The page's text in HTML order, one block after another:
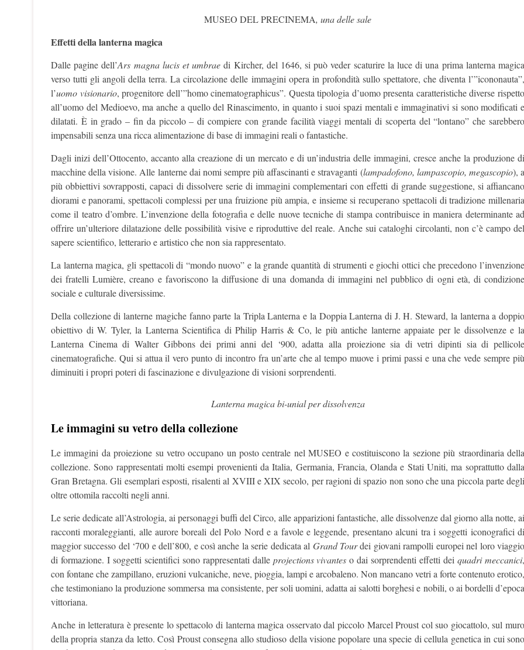
MUSEO DEL PRECINEMA, una delle sale
Effetti della lanterna magica
Dalle pagine dell’Ars magna lucis et umbrae di Kircher, del 1646, si può veder scaturire la luce di una prima lanterna magica
verso tutti gli angoli della terra. La circolazione delle immagini opera in profondità sullo spettatore, che diventa l’”icononauta”,
l’uomo visionario, progenitore dell’”homo cinematographicus”. Questa tipologia d’uomo presenta caratteristiche diverse rispetto
all’uomo del Medioevo, ma anche a quello del Rinascimento, in quanto i suoi spazi mentali e immaginativi si sono modificati e
dilatati. È in grado – fin da piccolo – di compiere con grande facilità viaggi mentali di scoperta del “lontano” che sarebbero
impensabili senza una ricca alimentazione di base di immagini reali o fantastiche.
Dagli inizi dell’Ottocento, accanto alla creazione di un mercato e di un’industria delle immagini, cresce anche la produzione di
macchine della visione. Alle lanterne dai nomi sempre più affascinanti e stravaganti (lampadofono, lampascopio, megascopio), a
più obbiettivi sovrapposti, capaci di dissolvere serie di immagini complementari con effetti di grande suggestione, si affiancano
diorami e panorami, spettacoli complessi per una fruizione più ampia, e insieme si recuperano spettacoli di tradizione millenaria
come il teatro d’ombre. L’invenzione della fotografia e delle nuove tecniche di stampa contribuisce in maniera determinante ad
offrire un’ulteriore dilatazione delle possibilità visive e riproduttive del reale. Anche sui cataloghi circolanti, non c’è campo del
sapere scientifico, letterario e artistico che non sia rappresentato.
La lanterna magica, gli spettacoli di “mondo nuovo” e la grande quantità di strumenti e giochi ottici che precedono l’invenzione
dei fratelli Lumière, creano e favoriscono la diffusione di una domanda di immagini nel pubblico di ogni età, di condizione
sociale e culturale diversissime.
Della collezione di lanterne magiche fanno parte la Tripla Lanterna e la Doppia Lanterna di J. H. Steward, la lanterna a doppio
obiettivo di W. Tyler, la Lanterna Scientifica di Philip Harris & Co, le più antiche lanterne appaiate per le dissolvenze e la
Lanterna Cinema di Walter Gibbons dei primi anni del ‘900, adatta alla proiezione sia di vetri dipinti sia di pellicole
cinematografiche. Qui si attua il vero punto di incontro fra un’arte che al tempo muove i primi passi e una che vede sempre più
diminuiti i propri poteri di fascinazione e divulgazione di visioni sorprendenti.
Lanterna magica bi-unial per dissolvenza
Le immagini su vetrodella collezione
Le immagini da proiezione su vetro occupano un posto centrale nel MUSEO e costituiscono la sezione più straordinaria della
collezione. Sono rappresentati molti esempi provenienti da Italia, Germania, Francia, Olanda e Stati Uniti, ma soprattutto dalla
Gran Bretagna. Gli esemplari esposti, risalenti al XVIII e XIX secolo, per ragioni di spazio non sono che una piccola parte degli
oltre ottomila raccolti negli anni.
Le serie dedicate all’Astrologia, ai personaggi buffi del Circo, alle apparizioni fantastiche, alle dissolvenze dal giorno alla notte, ai
racconti moraleggianti, alle aurore boreali del Polo Nord e a favole e leggende, presentano alcuni tra i soggetti iconografici di
maggior successo del ‘700 e dell’800, e così anche la serie dedicata al Grand Tourdei giovani rampolli europei nel loro viaggio
di formazione. I soggetti scientifici sono rappresentati dalle projections vivantes o dai sorprendenti effetti deiquadri meccanici,
con fontane che zampillano, eruzioni vulcaniche, neve, pioggia, lampi e arcobaleno. Non mancano vetri a forte contenuto erotico,
che testimoniano la produzione sommersa ma consistente, per soli uomini, adatta ai salotti borghesi e nobili, o ai bordelli d’epoca
vittoriana.
Anche in letteratura è presente lo spettacolo di lanterna magica osservato dal piccolo Marcel Proust col suo giocattolo, sul muro
della propria stanza da letto. Così Proust consegna allo studioso della visione popolare una specie di cellula genetica in cui sono